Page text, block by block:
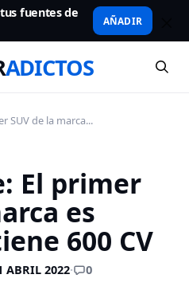
fuentes de
AÑADIR
ADICTOS
SUV de la marca...
El primer
es
600 CV
ABRIL 2022· 0